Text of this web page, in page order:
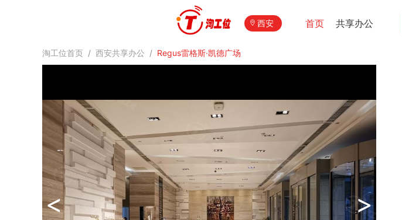
西安 首页 共享办公
淘工位首页 / 西安共享办公 / Regus雷格斯·凯德广场
< >